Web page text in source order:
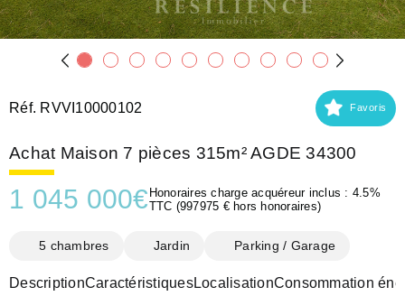
Réf. RVVI10000102 Favoris
Achat Maison 7 pièces 315m² AGDE 34300
1 045 000€ Honoraires charge acquéreur inclus : 4.5%
TTC (997975 € hors honoraires)
5 chambres Jardin Parking / Garage
DescriptionCaractéristiquesLocalisationConsommation